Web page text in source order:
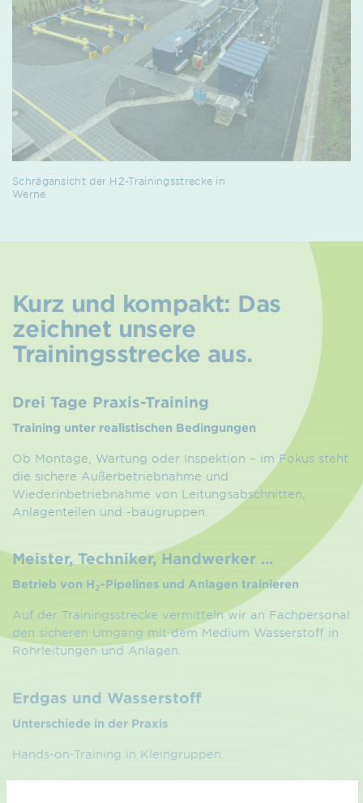
Schrägansicht der H2-Trainingsstrecke in
Werne
Kurz und kompakt: Das
zeichnet unsere
Trainingsstrecke aus.
Drei Tage Praxis-Training
Training unter realistischen Bedingungen
Ob Montage, Wartung oder Inspektion – im Fokus steht
die sichere Außerbetriebnahme und
Wiederinbetriebnahme von Leitungsabschnitten,
Anlagen­teilen und -baugruppen.
Meister, Techniker, Handwerker ...
Betrieb von H2-Pipelines und Anlagen trainieren
Auf der Trainingsstrecke vermitteln wir an Fachpersonal
den sicheren Umgang mit dem Medium Wasserstoff in
Rohrleitungen und Anlagen.
Erdgas und Wasserstoff
Unterschiede in der Praxis
Hands-on-Training in Kleingruppen.